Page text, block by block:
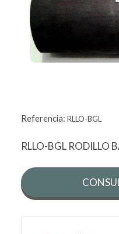
Referencia: RLLO-BGL
RLLO-BGL RODILLO